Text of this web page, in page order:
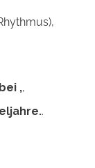
,,
.